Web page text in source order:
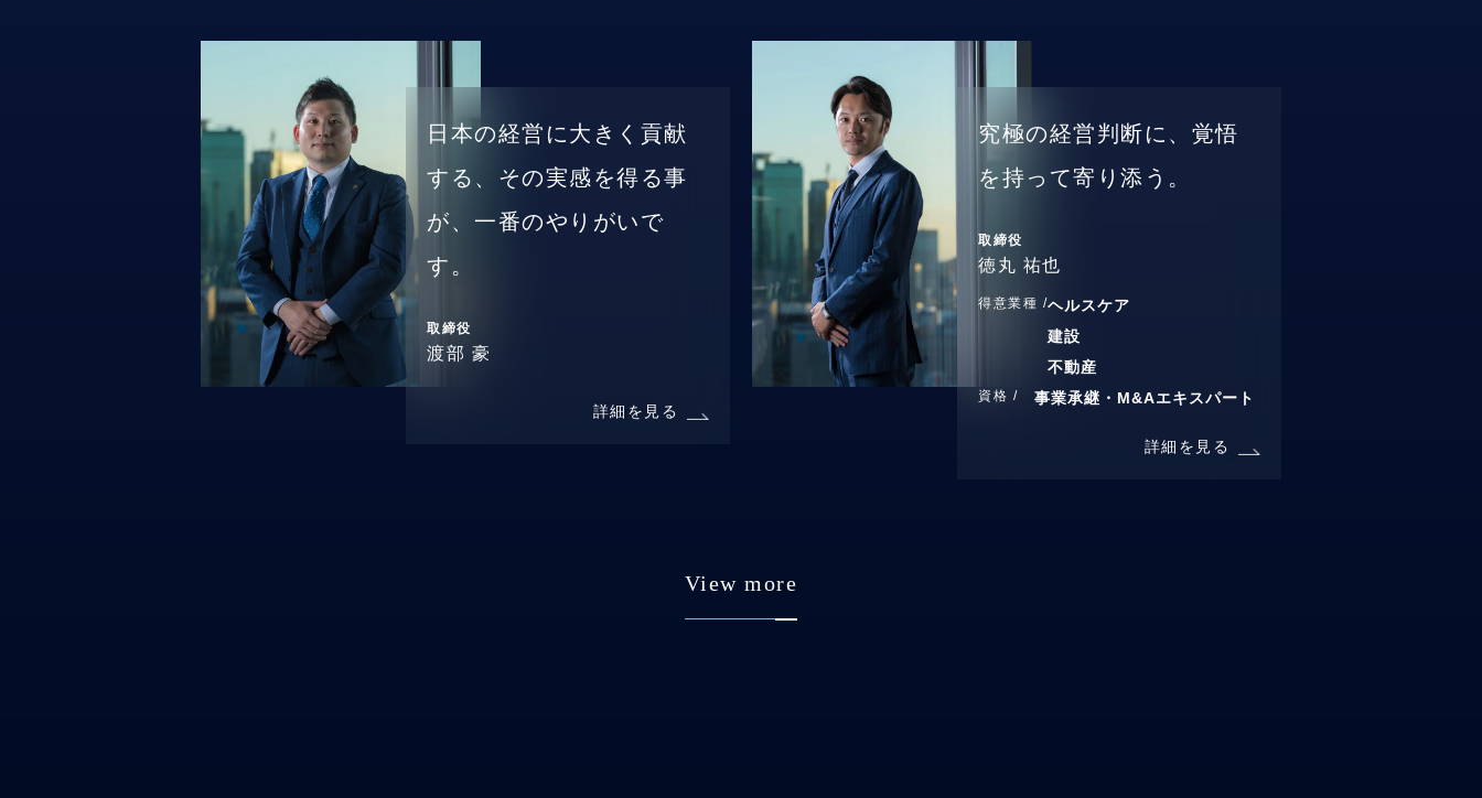
日本の経営に大きく貢献
する、その実感を得る事
が、一番のやりがいで
す。
取締役
渡部 豪
詳細を見る
究極の経営判断に、覚悟
を持って寄り添う。
取締役
徳丸 祐也
得意業種 /ヘルスケア
建設
不動産
資格 / 事業承継・M&Aエキスパート
詳細を見る
View more